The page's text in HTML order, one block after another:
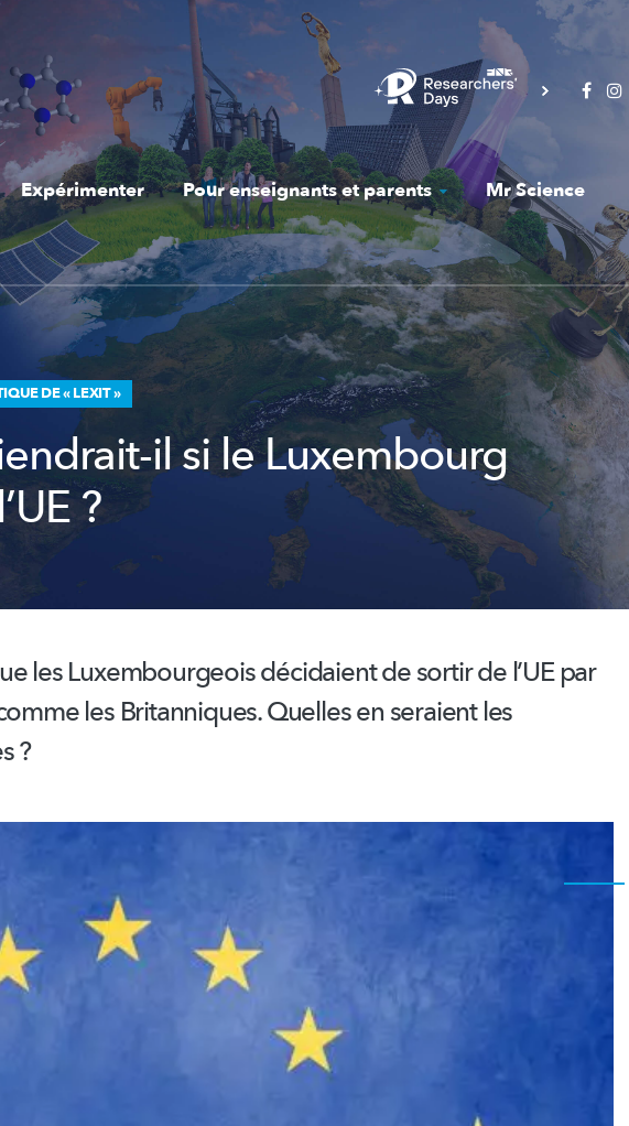
Expérimenter Pour enseignants et parents Mr Science
DE « LEXIT »
il si le Luxembourg
?
lesLuxembourgeoisdécidaient de sortir de l’UE par
les Britanniques. Quelles en seraient les
?